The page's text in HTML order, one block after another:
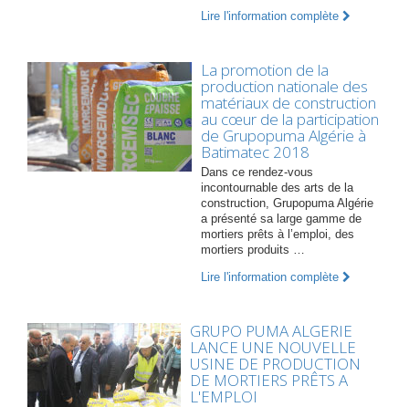
Lire l'information complète
La promotion de la
production nationale des
matériaux de construction
au cœur de la participation
de Grupopuma Algérie à
Batimatec 2018
Dans ce rendez-vous
incontournable des arts de la
construction, Grupopuma Algérie
a présenté sa large gamme de
mortiers prêts à l’emploi, des
mortiers produits …
Lire l'information complète
GRUPO PUMA ALGERIE
LANCE UNE NOUVELLE
USINE DE PRODUCTION
DE MORTIERS PRÊTS A
L'EMPLOI